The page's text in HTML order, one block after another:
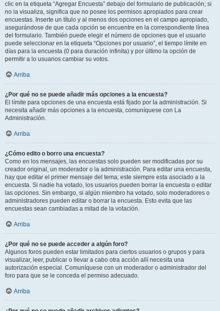
clic en la etiqueta “Agregar Encuesta” debajo del formulario de publicación; si
no la visualiza, significa que no posee los permisos apropiados para crear
encuestas. Inserte un título y al menos dos opciones en el campo apropiado,
asegurándose de que cada opción se encuentre en la correspondiente línea
del formulario. También puede elegir el número de opciones que el usuario
puede seleccionar en la etiqueta “Opciones por usuario”, el tiempo límite en
días para la encuesta (0 para duración infinita) y por último la opción de
permitir a lo usuarios cambiar su votos.
Arriba
¿Por qué no se puede añadir más opciones a la encuesta?
El límite para opciones de una encuesta está fijado por la administración. Si
necesita añadir más opciones a la encuesta, comuníquese con La
Administración.
Arriba
¿Cómo edito o borro una encuesta?
Como en los mensajes, las encuestas solo pueden ser modificadas por su
creador original, un moderador o la administración. Para editar una encuesta,
hay que editar el primer mensaje del tema; este siempre esta asociado a la
encuesta. Si nadie ha votado, los usuarios pueden borrar la encuesta o editar
las opciones. Sin embargo, si algún miembro ha votado, solo moderadores o
administradores pueden editar o borrar la encuesta. Esto evita que las
encuestas sean cambiadas a mitad de la votación.
Arriba
¿Por qué no se puede acceder a algún foro?
Algunos foros pueden estar limitados para ciertos usuarios o grupos y para
visualizar, leer, publicar o llevar a cabo otra acción allí necesita una
autorización especial. Comuníquese con un moderador o administrador del
foro para que se le conceda el permiso adecuado.
Arriba